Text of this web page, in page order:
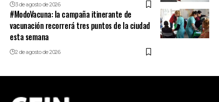
3 de agosto de 2026
#ModoVacuna: la campaña itinerante de
vacunación recorrerá tres puntos de la ciudad
esta semana
2 de agosto de 2026